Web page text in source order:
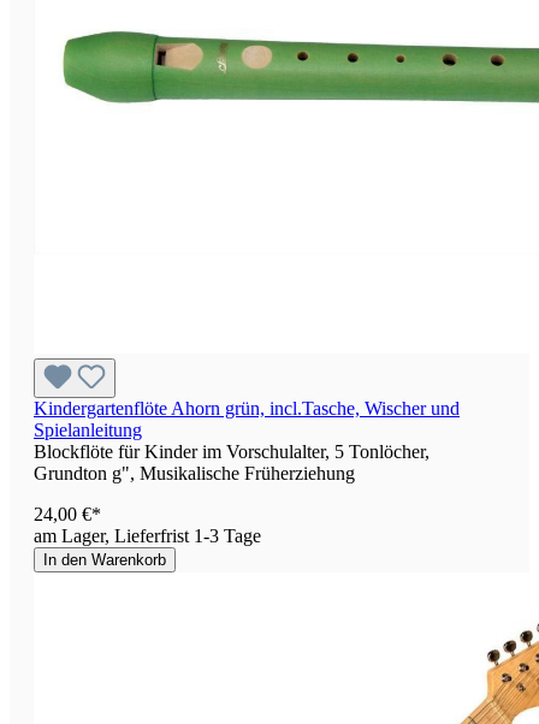
Kindergartenflöte Ahorn grün, incl.Tasche, Wischer und
Spielanleitung
Blockflöte für Kinder im Vorschulalter, 5 Tonlöcher,
Grundton g", Musikalische Früherziehung
24,00 €*
am Lager, Lieferfrist 1-3 Tage
In den Warenkorb